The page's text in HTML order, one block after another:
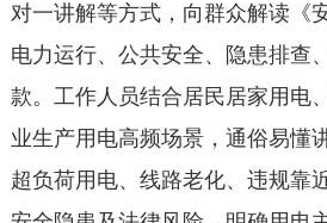
对一讲解等方式，向群众解读《
电力运行、公共安全、隐患排查
款。工作人员结合居民居家用电
业生产用电高频场景，通俗易懂
超负荷用电、线路老化、违规靠